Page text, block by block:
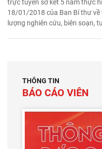
trực tuyến sơ kết 5 năm thực
18/01/2018 của Ban Bí thư
lượng nghiên cứu, biên soạn,
THÔNG TIN
BÁO CÁO VIÊN